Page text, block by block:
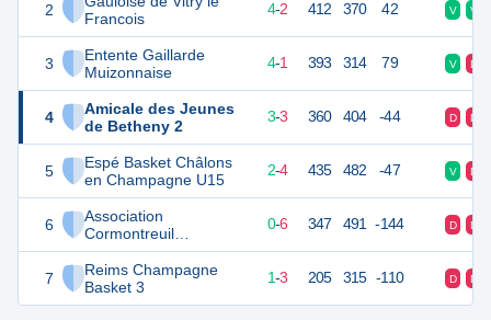
2
Francois
3
Entente Gaillarde
Muizonnaise
4
Amicale des Jeunes
de Betheny 2
5
Espé Basket Châlons
en Champagne U15
6
Association
Cormontreuil
Champagne Basket 2
7
Reims Champagne
Basket 3
10 4-2 412 370 42 V V
9 4-1 393 314 79 V D
9 6 3-3 360 404 -44 D D
8 6 2-4 435 482 -47 V D
0-6 347 491 -144 D D
5 1-3 205 315 -110 D D